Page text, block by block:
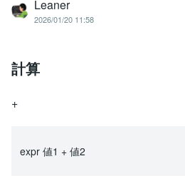
Leaner
2026/01/20 11:58
計算
+
expr 値1 + 値2